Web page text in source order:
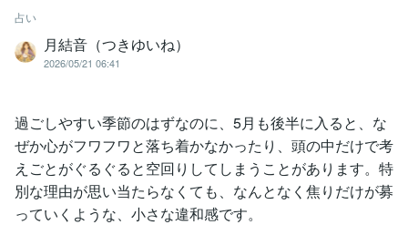
占い
月結音（つきゆいね）
2026/05/21 06:41
過ごしやすい季節のはずなのに、5月も後半に入ると、な
ぜか心がフワフワと落ち着かなかったり、頭の中だけで考
えごとがぐるぐると空回りしてしまうことがあります。特
別な理由が思い当たらなくても、なんとなく焦りだけが募
っていくような、小さな違和感です。